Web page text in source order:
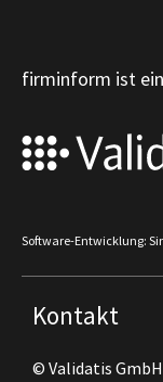
firminform ist
Software-Entwicklung:
Kontakt
© Validatis GmbH